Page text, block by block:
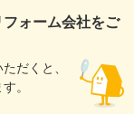
ォーム会社をご
だくと、
。